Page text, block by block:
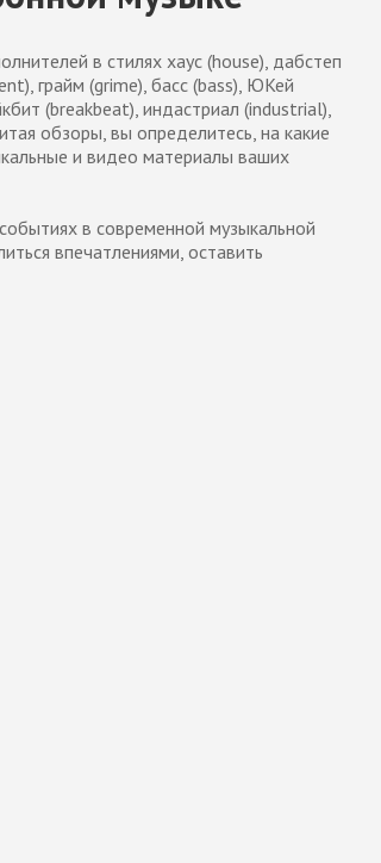
в стилях хаус (house), дабстеп
грайм (grime), басс (bass), ЮКей
(breakbeat), индастриал (industrial),
обзоры, вы определитесь, на какие
и видео материалы ваших
в современной музыкальной
впечатлениями, оставить